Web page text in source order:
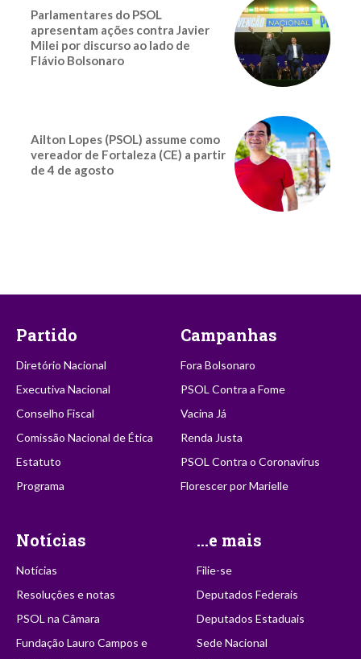
Parlamentares do PSOL
apresentam ações contra Javier
Milei por discurso ao lado de
Flávio Bolsonaro
Ailton Lopes (PSOL) assume como
vereador de Fortaleza (CE) a partir
de 4 de agosto
Partido
Diretório Nacional
Executiva Nacional
Conselho Fiscal
Comissão Nacional de Ética
Estatuto
Programa
Campanhas
Fora Bolsonaro
PSOL Contra a Fome
Vacina Já
Renda Justa
PSOL Contra o Coronavírus
Florescer por Marielle
Notícias
Notícias
Resoluções e notas
PSOL na Câmara
Fundação Lauro Campos e
...e mais
Filie-se
Deputados Federais
Deputados Estaduais
Sede Nacional